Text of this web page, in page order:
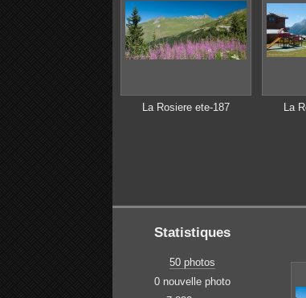
La Rosiere ete-187 La
Statistiques
50 photos
0 nouvelle photo